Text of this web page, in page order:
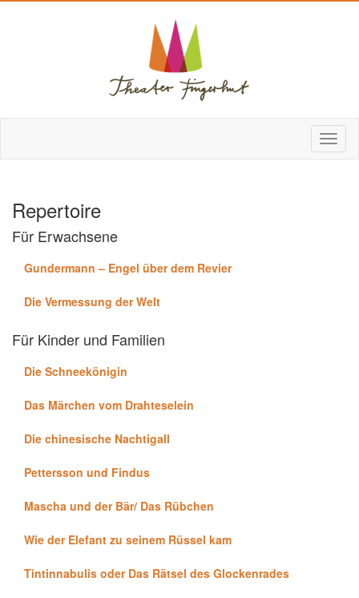
Repertoire
Für Erwachsene
Gundermann – Engel über dem Revier
Die Vermessung der Welt
Für Kinder und Familien
Die Schneekönigin
Das Märchen vom Drahteselein
Die chinesische Nachtigall
Pettersson und Findus
Mascha und der Bär/ Das Rübchen
Wie der Elefant zu seinem Rüssel kam
Tintinnabulis oder Das Rätsel des Glockenrades